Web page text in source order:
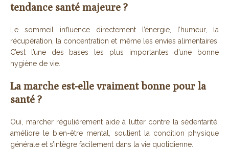
tendance santé majeure ?
Le sommeil influence directement l’énergie, l’humeur, la
récupération, la concentration et même les envies alimentaires.
C’est l’une des bases les plus importantes d’une bonne
hygiène de vie.
La marche est-elle vraiment bonne pour la
santé ?
Oui, marcher régulièrement aide à lutter contre la sédentarité,
améliore le bien-être mental, soutient la condition physique
générale et s’intègre facilement dans la vie quotidienne.